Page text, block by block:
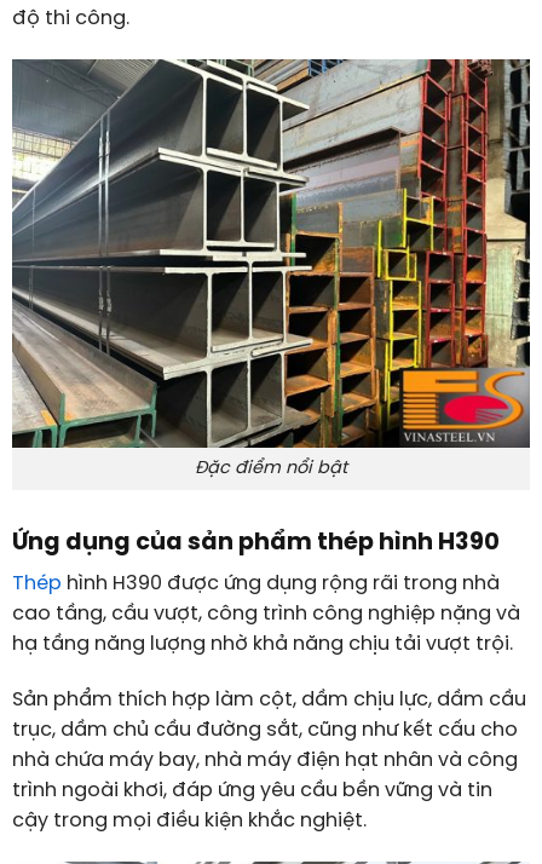
độ thi công.
Đặc điểm nổi bật
Ứng dụng của sản phẩm thép hình H390
Thép hình H390 được ứng dụng rộng rãi trong nhà
cao tầng, cầu vượt, công trình công nghiệp nặng và
hạ tầng năng lượng nhờ khả năng chịu tải vượt trội.
Sản phẩm thích hợp làm cột, dầm chịu lực, dầm cầu
trục, dầm chủ cầu đường sắt, cũng như kết cấu cho
nhà chứa máy bay, nhà máy điện hạt nhân và công
trình ngoài khơi, đáp ứng yêu cầu bền vững và tin
cậy trong mọi điều kiện khắc nghiệt.